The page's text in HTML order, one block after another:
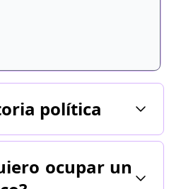
política
ocupar un